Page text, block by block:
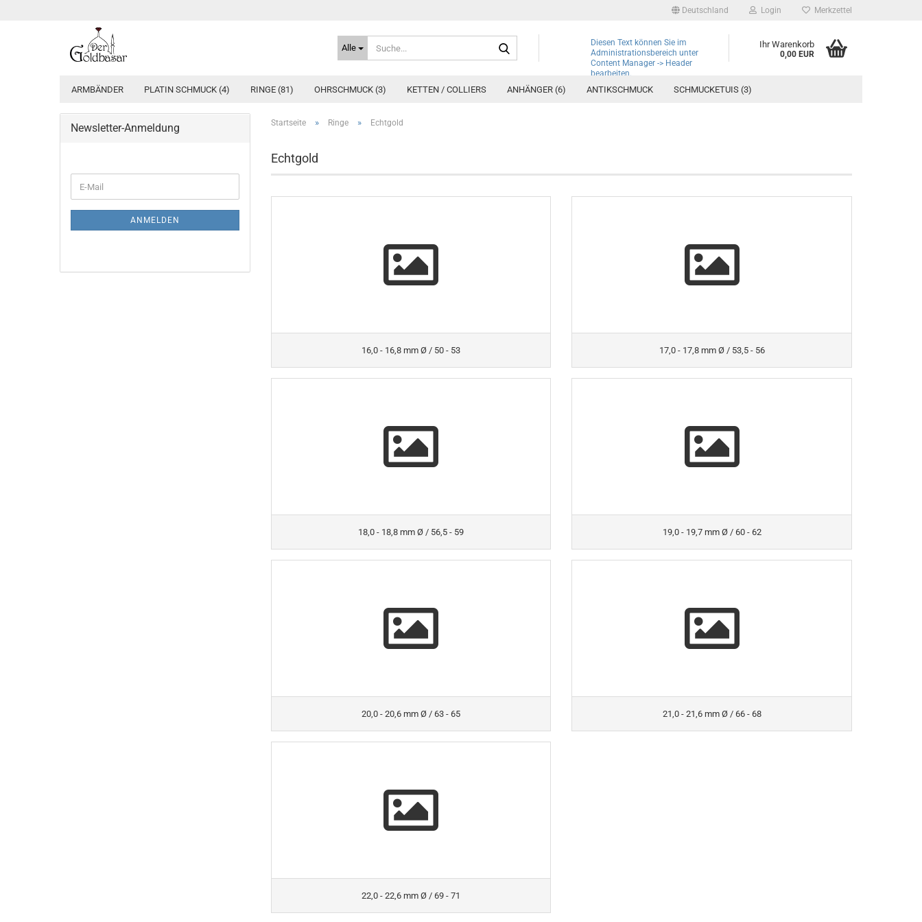
Deutschland Login Merkzettel
Alle
Diesen Text können Sie im
Administrationsbereich unter
Content Manager -> Header
bearbeiten.
Ihr Warenkorb
0,00 EUR
ARMBÄNDER PLATIN SCHMUCK (4) RINGE (81) OHRSCHMUCK (3) KETTEN / COLLIERS ANHÄNGER (6) ANTIKSCHMUCK SCHMUCKETUIS (3)
Startseite » Ringe » Echtgold
Echtgold
16,0 - 16,8 mm Ø / 50 - 53 17,0 - 17,8 mm Ø / 53,5 - 56
18,0 - 18,8 mm Ø / 56,5 - 59 19,0 - 19,7 mm Ø / 60 - 62
20,0 - 20,6 mm Ø / 63 - 65 21,0 - 21,6 mm Ø / 66 - 68
22,0 - 22,6 mm Ø / 69 - 71
Newsletter-Anmeldung
ZUR
E-
Mail
ANMELDEN